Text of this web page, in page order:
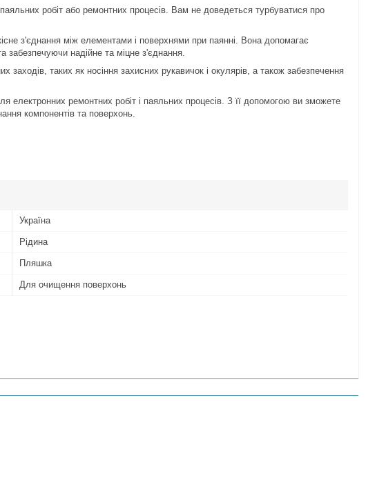
робіт або ремонтних процесів. Вам не доведеться турбуватися про
з'єднання між елементами і поверхнями при паянні. Вона допомагає
надійне та міцне з'єднання.
таких як носіння захисних рукавичок і окулярів, а також забезпечення
електронних ремонтних робіт і паяльних процесів. З її допомогою ви зможете
компонентів та поверхонь.
Україна
Рідина
Пляшка
Для очищення поверхонь